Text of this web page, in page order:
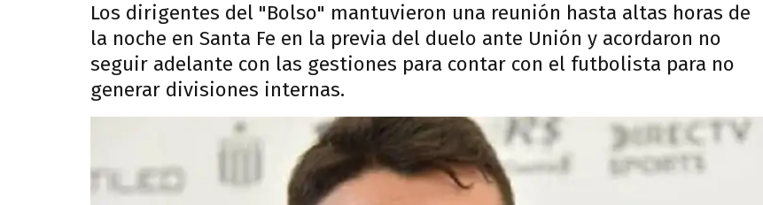
Los dirigentes del "Bolso" mantuvieron una reunión hasta altas horas de
la noche en Santa Fe en la previa del duelo ante Unión y acordaron no
seguir adelante con las gestiones para contar con el futbolista para no
generar divisiones internas.